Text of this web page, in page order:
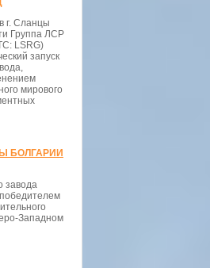
г. Сланцы
Группа ЛСР
LSRG)
запуск
мирового
БОЛГАРИИ
завода
Западном